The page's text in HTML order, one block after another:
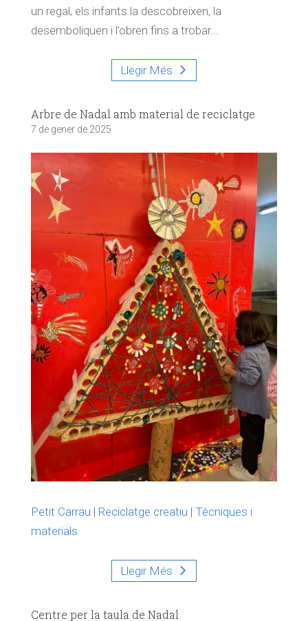
un regal, els infants la descobreixen, la
desemboliquen i l’obren fins a trobar...
Llegir Més
Arbre de Nadal amb material de reciclatge
7 de gener de 2025
Petit Carrau | Reciclatge creatiu | Tècniques i
materials
Llegir Més
Centre per la taula de Nadal